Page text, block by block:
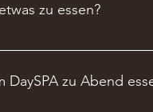
zu essen?
an unserer
zu Abend